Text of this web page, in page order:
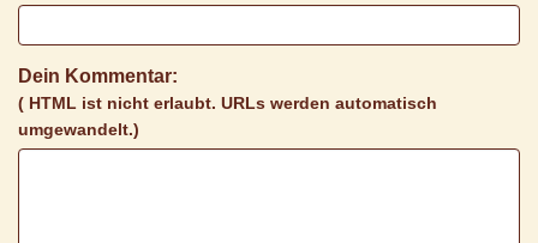
Dein Kommentar:
( HTML ist nicht erlaubt. URLs werden automatisch
umgewandelt.)